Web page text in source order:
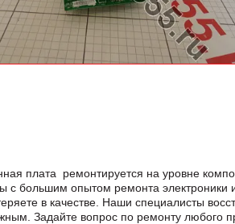
плата ремонтируется на уровне
с большим опытом ремонта электроники
в качестве. Наши специалисты
Задайте вопрос по ремонту любого